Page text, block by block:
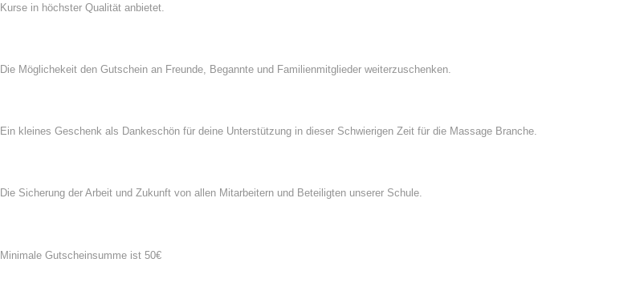
Kurse in höchster Qualität anbietet.
Die Möglichekeit den Gutschein an Freunde, Begannte und Familienmitglieder weiterzuschenken.
Ein kleines Geschenk als Dankeschön für deine Unterstützung in dieser Schwierigen Zeit für die Massage Branche.
Die Sicherung der Arbeit und Zukunft von allen Mitarbeitern und Beteiligten unserer Schule.
Minimale Gutscheinsumme ist 50€